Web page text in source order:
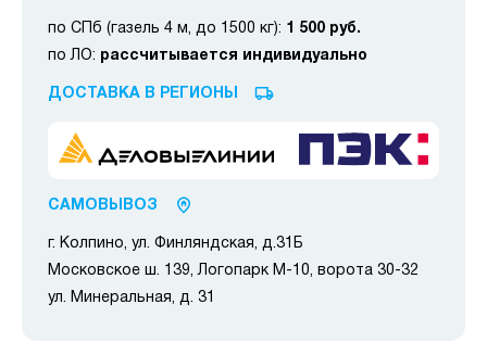
по СПб (газель 4 м, до 1500 кг): 1 500 руб.
по ЛО: рассчитывается индивидуально
ДОСТАВКА В РЕГИОНЫ
САМОВЫВОЗ
г. Колпино, ул. Финляндская, д.31Б
Московское ш. 139, Логопарк М-10, ворота 30-32
ул. Минеральная, д. 31